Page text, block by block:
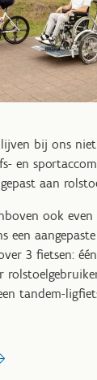
bij ons
en
aan
ook even
een
3 fietsen:
tandem-